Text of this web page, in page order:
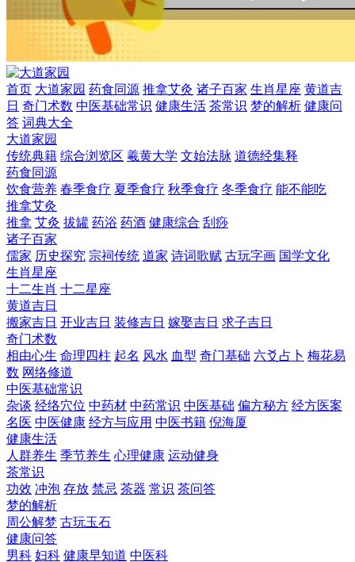
首页 大道家园 药食同源 推拿艾灸 诸子百家 生肖星座 黄道吉
日 奇门术数 中医基础常识 健康生活 茶常识 梦的解析 健康问
答 词典大全
大道家园
传统典籍 综合浏览区 羲黄大学 文始法脉 道德经集释
药食同源
饮食营养 春季食疗 夏季食疗 秋季食疗 冬季食疗 能不能吃
推拿艾灸
推拿 艾灸 拔罐 药浴 药酒 健康综合 刮痧
诸子百家
儒家 历史探究 宗祠传统 道家 诗词歌赋 古玩字画 国学文化
生肖星座
十二生肖 十二星座
黄道吉日
搬家吉日 开业吉日 装修吉日 嫁娶吉日 求子吉日
奇门术数
相由心生 命理四柱 起名 风水 血型 奇门基础 六爻占卜 梅花易
数 网络修道
中医基础常识
杂谈 经络穴位 中药材 中药常识 中医基础 偏方秘方 经方医案
名医 中医健康 经方与应用 中医书籍 倪海厦
健康生活
人群养生 季节养生 心理健康 运动健身
茶常识
功效 冲泡 存放 禁忌 茶器 常识 茶问答
梦的解析
周公解梦 古玩玉石
健康问答
男科 妇科 健康早知道 中医科